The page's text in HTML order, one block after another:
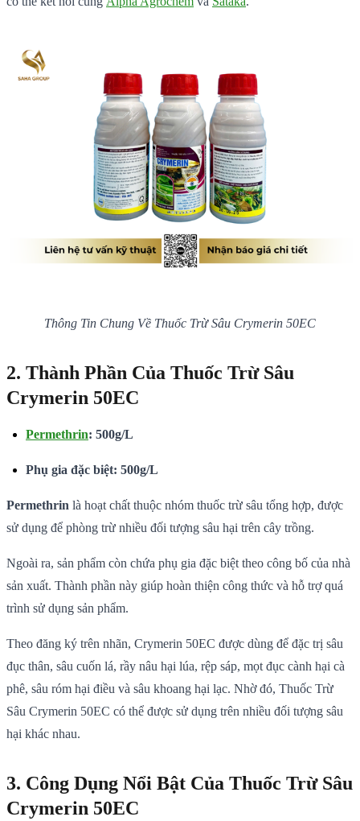
Thông Tin Chung Về Thuốc Trừ Sâu Crymerin 50EC
2. Thành Phần Của Thuốc Trừ Sâu
Crymerin 50EC
Permethrin: 500g/L
Phụ gia đặc biệt: 500g/L
Permethrin là hoạt chất thuộc nhóm thuốc trừ sâu tổng hợp, được
sử dụng để phòng trừ nhiều đối tượng sâu hại trên cây trồng.
Ngoài ra, sản phẩm còn chứa phụ gia đặc biệt theo công bố của nhà
sản xuất. Thành phần này giúp hoàn thiện công thức và hỗ trợ quá
trình sử dụng sản phẩm.
Theo đăng ký trên nhãn, Crymerin 50EC được dùng để đặc trị sâu
đục thân, sâu cuốn lá, rầy nâu hại lúa, rệp sáp, mọt đục cành hại cà
phê, sâu róm hại điều và sâu khoang hại lạc. Nhờ đó, Thuốc Trừ
Sâu Crymerin 50EC có thể được sử dụng trên nhiều đối tượng sâu
hại khác nhau.
3. Công Dụng Nổi Bật Của Thuốc Trừ Sâu
Crymerin 50EC